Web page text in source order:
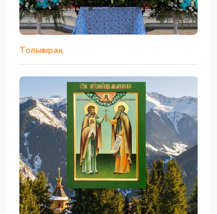
Толығырақ